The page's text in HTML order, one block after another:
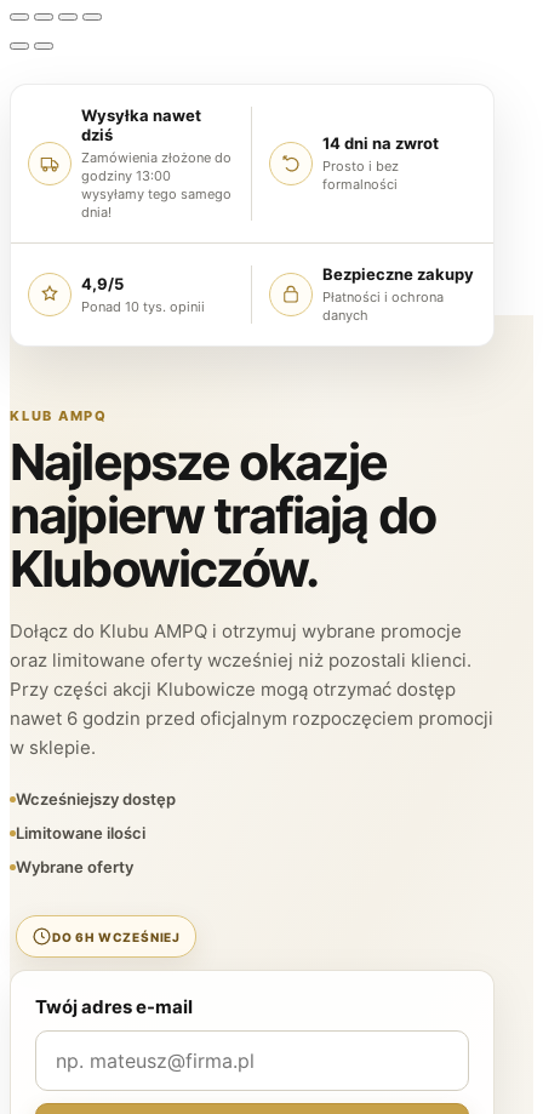
Wysyłka nawet
dziś
Zamówienia złożone do
godziny 13:00
wysyłamy tego samego
dnia!
14 dni na zwrot
Prosto i bez
formalności
4,9/5
Ponad 10 tys. opinii
Bezpieczne zakupy
Płatności i ochrona
danych
KLUB AMPQ
Najlepsze okazje
najpierw trafiają do
Klubowiczów.
Dołącz do Klubu AMPQ i otrzymuj wybrane promocje
oraz limitowane oferty wcześniej niż pozostali klienci.
Przy części akcji Klubowicze mogą otrzymać dostęp
nawet 6 godzin przed oficjalnym rozpoczęciem promocji
w sklepie.
Wcześniejszy dostęp
Limitowane ilości
Wybrane oferty
DO 6H WCZEŚNIEJ
Twój adres e-mail